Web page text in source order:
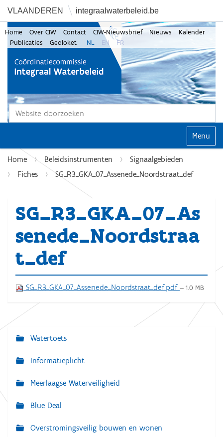
VLAANDEREN integraalwaterbeleid.be
Zoek
Home Over CIW Contact CIW-Nieuwsbrief Nieuws
Kalender
Publicaties
Geoloket NL EN FR
Klap
Home Beleidsinstrumenten
Signaalgebieden
Fiches
SG_R3_GKA_07_Assenede_Noordstraat_def
SG_R3_GKA_07_As
senede_Noordstraa
t_def
SG_R3_GKA_07_Assenede_Noordstraat_def.pdf — 1.0 MB
N
a
i
g
t
Watertoets
Informatieplicht
Meerlaagse Waterveiligheid
Blue Deal
Overstromingsveilig bouwen en wonen